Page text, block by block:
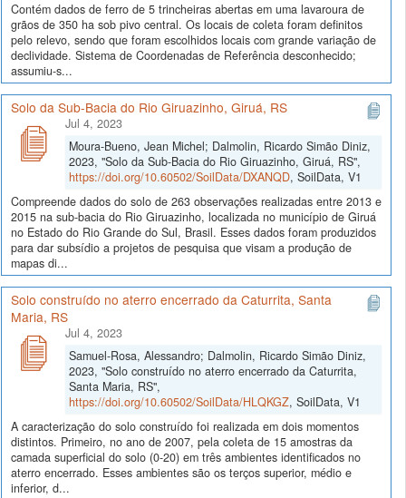
Contém dados de ferro de 5 trincheiras abertas em uma lavaroura de
grãos de 350 ha sob pivo central. Os locais de coleta foram definitos
pelo relevo, sendo que foram escolhidos locais com grande variação de
declividade. Sistema de Coordenadas de Referência desconhecido;
assumiu-s...
Solo da Sub-Bacia do Rio Giruazinho, Giruá, RS
Jul 4, 2023
Moura-Bueno, Jean Michel; Dalmolin, Ricardo Simão Diniz,
2023, "Solo da Sub-Bacia do Rio Giruazinho, Giruá, RS",
https://doi.org/10.60502/SoilData/DXANQD, SoilData, V1
Compreende dados do solo de 263 observações realizadas entre 2013 e
2015 na sub-bacia do Rio Giruazinho, localizada no município de Giruá
no Estado do Rio Grande do Sul, Brasil. Esses dados foram produzidos
para dar subsídio a projetos de pesquisa que visam a produção de
mapas di...
Solo construído no aterro encerrado da Caturrita, Santa
Maria, RS
Jul 4, 2023
Samuel-Rosa, Alessandro; Dalmolin, Ricardo Simão Diniz,
2023, "Solo construído no aterro encerrado da Caturrita,
Santa Maria, RS",
https://doi.org/10.60502/SoilData/HLQKGZ, SoilData, V1
A caracterização do solo construído foi realizada em dois momentos
distintos. Primeiro, no ano de 2007, pela coleta de 15 amostras da
camada superficial do solo (0-20) em três ambientes identificados no
aterro encerrado. Esses ambientes são os terços superior, médio e
inferior, d...